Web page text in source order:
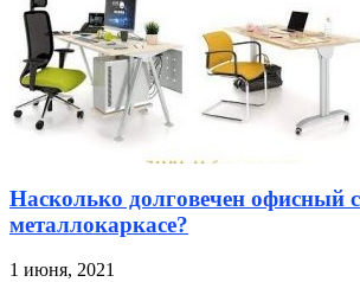
Насколько долговечен офисный
металлокаркасе?
1 июня, 2021